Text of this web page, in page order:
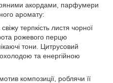
акордами, парфумери
аромату:
терпкість листя чорної
рожевого перцю
тони. Цитрусовий
та енергійною
композиції, роблячи її